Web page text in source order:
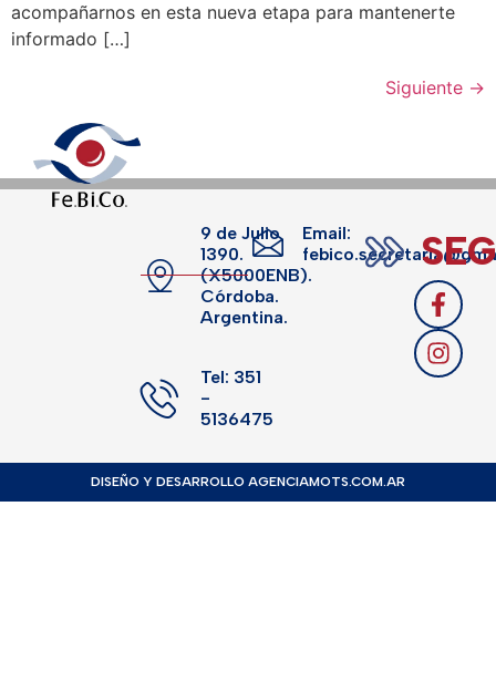
acompañarnos en esta nueva etapa para mantenerte
informado […]
Siguiente →
9 de Julio
1390.
(X5000ENB).
Córdoba.
Argentina.
Tel: 351
-
5136475
Email:
DISEÑO Y DESARROLLO AGENCIAMOTS.COM.AR